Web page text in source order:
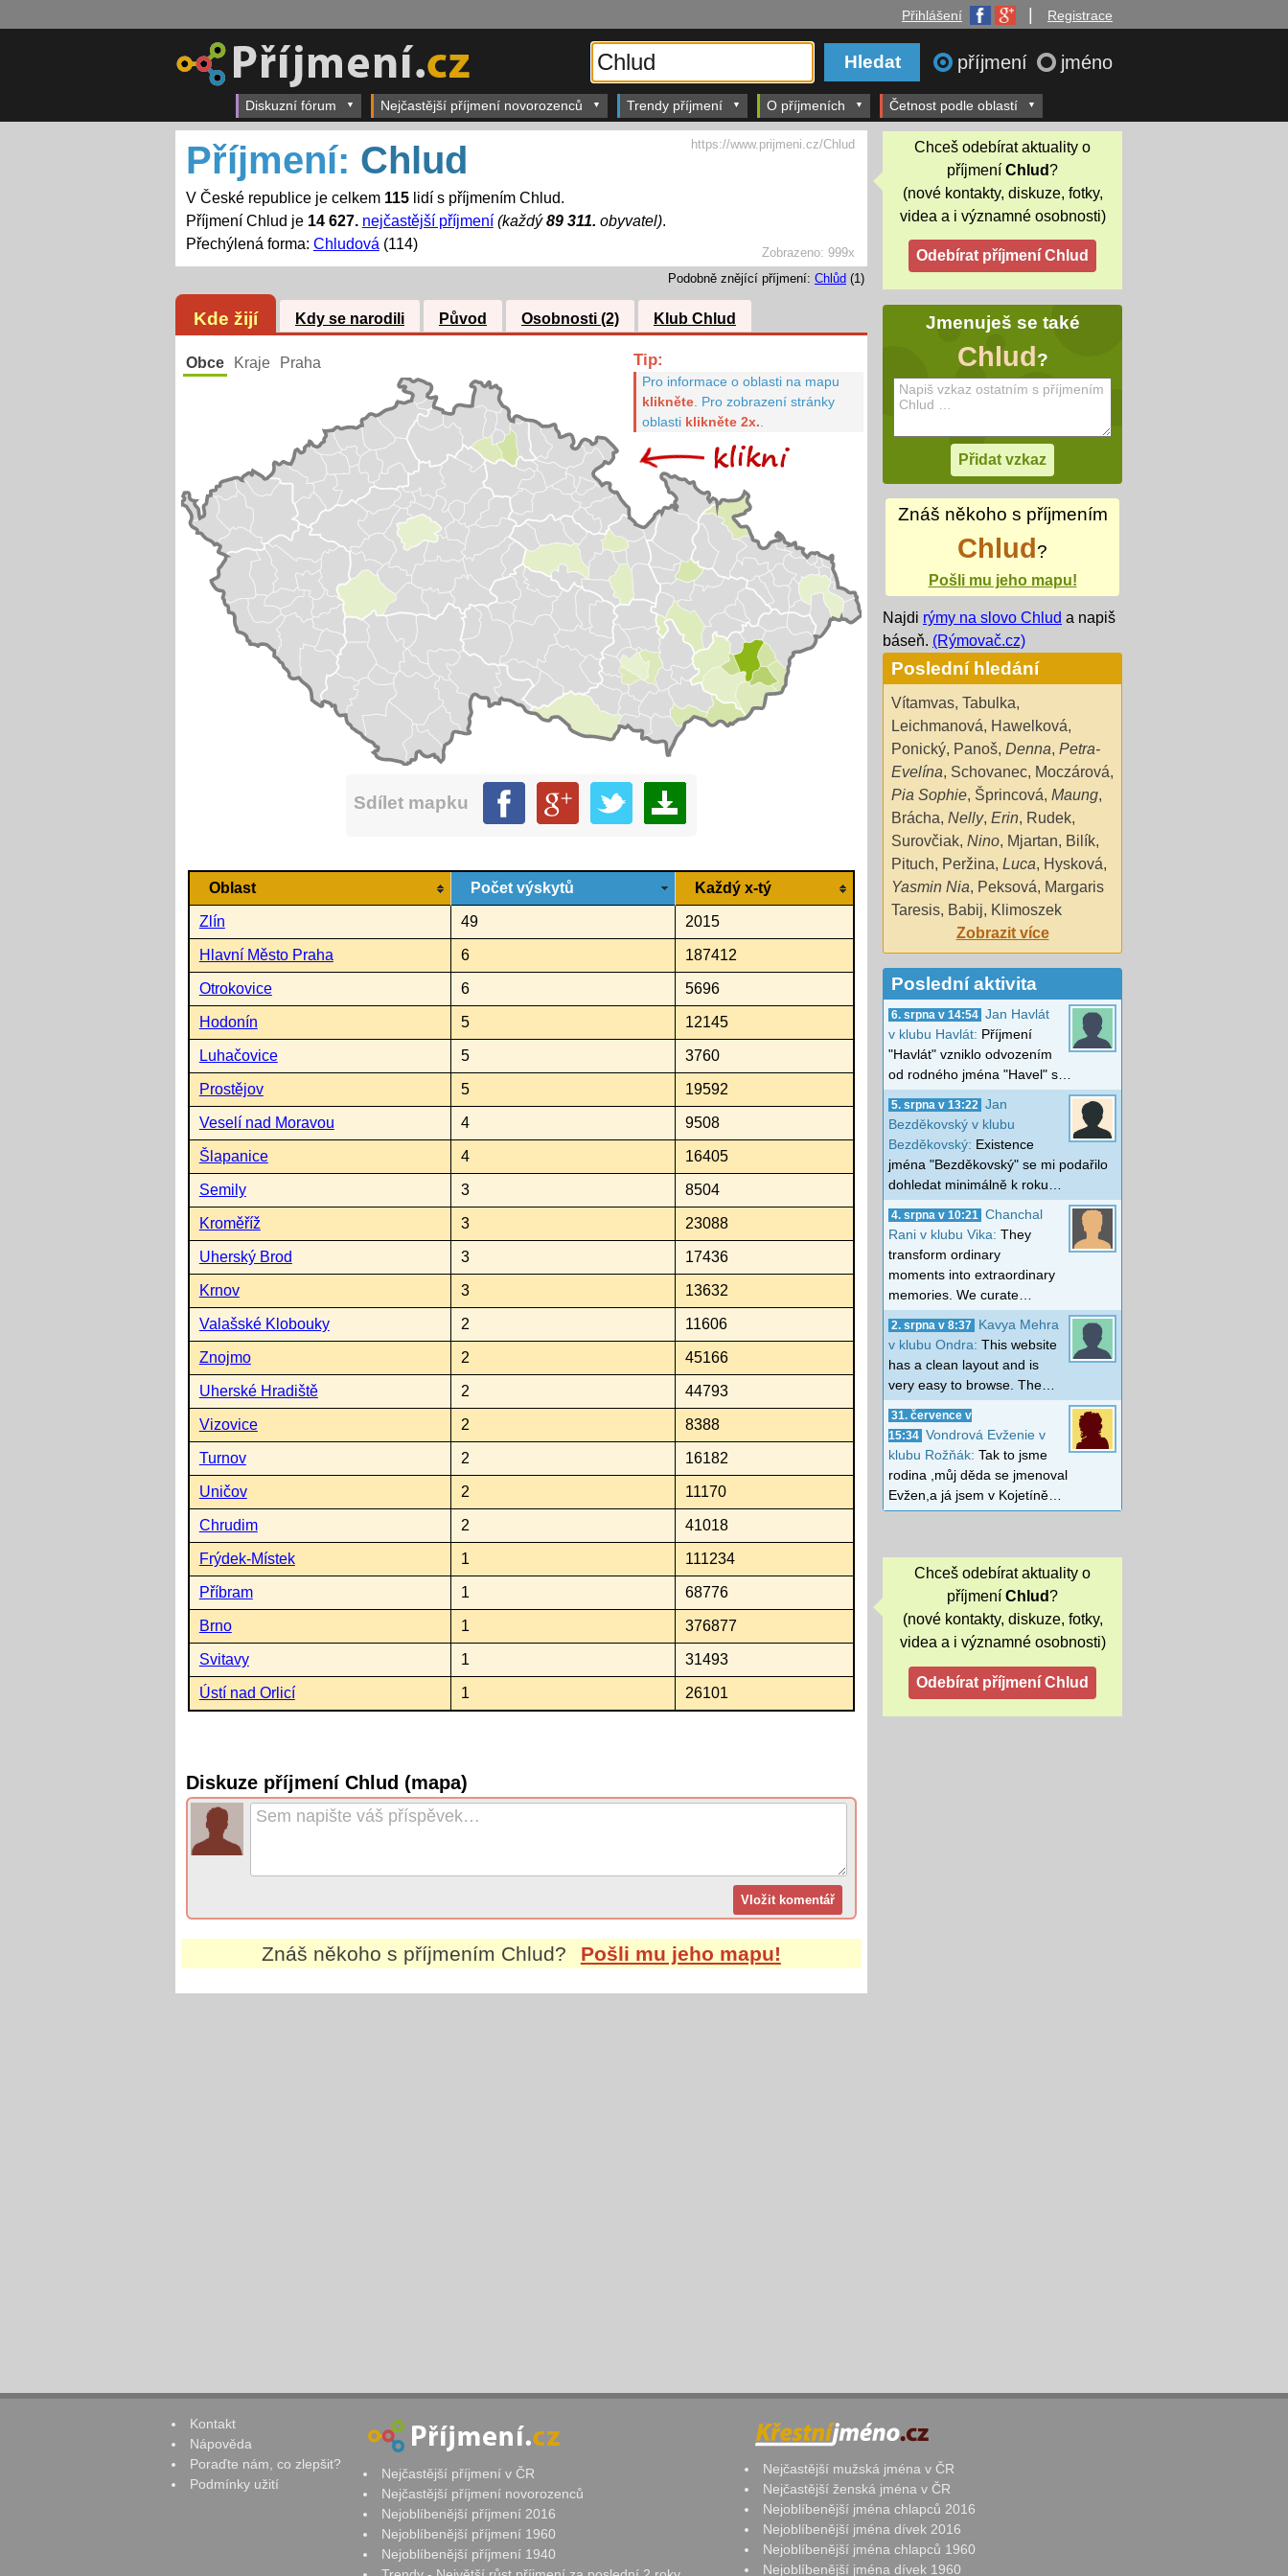
Přihlášení Registrace
příjmení jméno
Diskuzní fórum Nejčastější příjmení novorozenců Trendy příjmení O příjmeních Četnost podle oblastí
Zobrazeno:999x
Příjmení: Chlud
V České republice je celkem 115lidí s příjmením Chlud.
Příjmení Chlud je 14 627. nejčastější příjmení (každý89 311. obyvatel).
Přechýlená forma: Chludová (114)
https://www.prijmeni.cz/Chlud
Podobně znějící příjmení: Chlůd (1)
Kde žijí Kdy se narodili Původ Osobnosti (2) Klub Chlud
Obce Kraje Praha Tip:
Pro informace o oblasti na mapu
klikněte. Pro zobrazení stránky
oblasti klikněte 2x.
Sdílet mapku
Oblast Počet výskytů Každý x-tý
Zlín 49 2015
Hlavní Město Praha 6 187412
Otrokovice 6 5696
Hodonín 5 12145
Luhačovice 5 3760
Prostějov 5 19592
Veselí nad Moravou 4 9508
Šlapanice 4 16405
Semily 3 8504
Kroměříž 3 23088
Uherský Brod 3 17436
Krnov 3 13632
Valašské Klobouky 2 11606
Znojmo 2 45166
Uherské Hradiště 2 44793
Vizovice 2 8388
Turnov 2 16182
Uničov 2 11170
Chrudim 2 41018
Frýdek-Místek 1 111234
Příbram 1 68776
Brno 1 376877
Svitavy 1 31493
Ústí nad Orlicí 1 26101
Diskuze příjmení Chlud (mapa)
Znáš někoho s příjmením Chlud? Pošli mu jeho mapu!
Chceš odebírat aktuality o
příjmení Chlud?
(nové kontakty, diskuze, fotky,
videa a i významné osobnosti)
Jmenuješ se také
Chlud?
Znáš někoho s příjmením
Chlud ?
Pošli mu jeho mapu!
Najdi rýmy na slovo Chlud a napiš
báseň. (Rýmovač.cz)
Poslední hledání
Vítamvas, Tabulka,
Leichmanová, Hawelková,
Ponický, Panoš, Denna, Petra-
Evelína, Schovanec, Moczárová,
Pia Sophie, Šprincová, Maung,
Brácha, Nelly, Erin, Rudek,
Surovčiak, Nino, Mjartan, Bilík,
Pituch, Peržina, Luca, Hysková,
Yasmin Nia, Peksová, Margaris
Taresis, Babij, Klimoszek
Zobrazit více
Poslední aktivita
6. srpna v 14:54 Jan Havlát
v klubu Havlát: Příjmení
"Havlát" vzniklo odvozením
od rodného jména "Havel" s…
5. srpna v 13:22
Jan
Bezděkovský v klubu
Bezděkovský: Existence
jména "Bezděkovský" se mi podařilo
dohledat minimálně k roku…
4. srpna v 10:21
Chanchal
Rani v klubu Vika: They
transform ordinary
moments into extraordinary
memories. We curate…
2. srpna v 8:37
Kavya Mehra
v klubu Ondra: This website
has a clean layout and is
very easy to browse. The…
31. července v
15:34 Vondrová Evženie v
klubu Rožňák: Tak to jsme
rodina ,můj děda se jmenoval
Evžen,a já jsem v Kojetíně…
Chceš odebírat aktuality o
příjmení Chlud?
(nové kontakty, diskuze, fotky,
videa a i významné osobnosti)
Kontakt
Nápověda
Poraďte nám, co zlepšit?
Podmínky užití
Nejčastější příjmení v ČR
Nejčastější příjmení novorozenců
Nejoblíbenější příjmení 2016
Nejoblíbenější příjmení 1960
Nejoblíbenější příjmení 1940
Nejčastější mužská jména v ČR
Nejčastější ženská jména v ČR
Nejoblíbenější jména chlapců 2016
Nejoblíbenější jména dívek 2016
Nejoblíbenější jména chlapců 1960
Nejoblíbenější jména dívek 1960